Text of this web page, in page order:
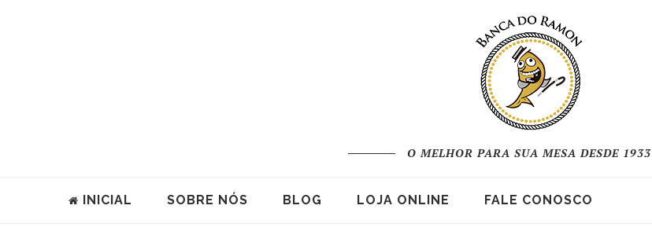
O MELHOR PARA SUA MESA DESDE 1933
INICIAL SOBRE NÓS BLOG LOJA ONLINE FALE CONOSCO